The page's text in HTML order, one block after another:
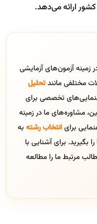
ارائه می‌دهد.
زمینه آزمون‌های آزمایشی
مختلفی مانندتحلیل
تخصصی برای
مشاوره‌های ما در زمینه
برایانتخاب رشته به
برای آشنایی با
مرتبط ما را مطالعه